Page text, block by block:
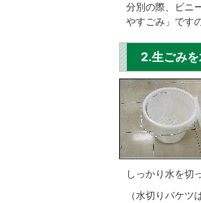
分別の際、ビニ
やすごみ」です
2.生ごみ
しっかり水を切
（水切りバケ